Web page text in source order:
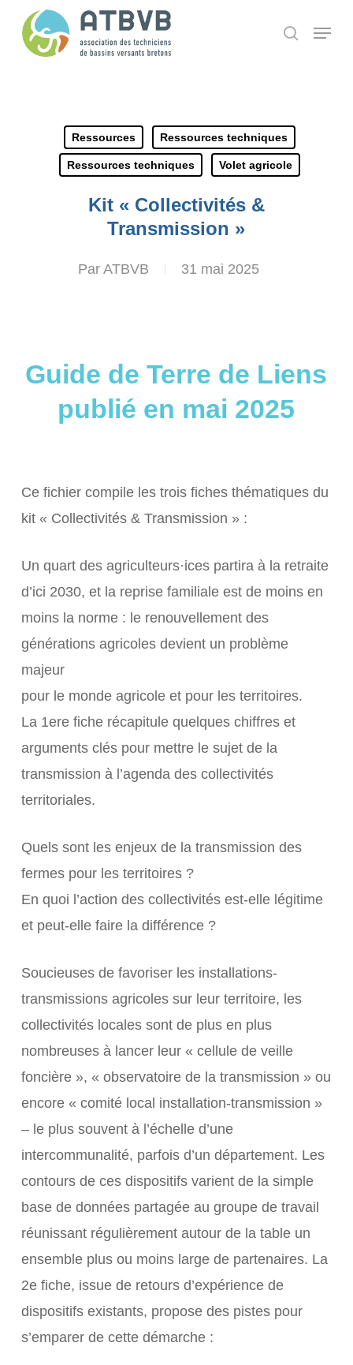
search
Menu
Ressources Ressources techniques
Ressources techniques Volet agricole
Kit « Collectivités &
Transmission »
Par ATBVB 31 mai 2025
Guide de Terre de Liens
publié en mai 2025
Ce fichier compile les trois fiches thématiques du
kit « Collectivités & Transmission » :
Un quart des agriculteurs·ices partira à la retraite
d’ici 2030, et la reprise familiale est de moins en
moins la norme : le renouvellement des
générations agricoles devient un problème
majeur
pour le monde agricole et pour les territoires.
La 1ere fiche récapitule quelques chiffres et
arguments clés pour mettre le sujet de la
transmission à l’agenda des collectivités
territoriales.
Quels sont les enjeux de la transmission des
fermes pour les territoires ?
En quoi l’action des collectivités est-elle légitime
et peut-elle faire la différence ?
Soucieuses de favoriser les installations-
transmissions agricoles sur leur territoire, les
collectivités locales sont de plus en plus
nombreuses à lancer leur « cellule de veille
foncière », « observatoire de la transmission » ou
encore « comité local installation-transmission »
– le plus souvent à l’échelle d’une
intercommunalité, parfois d’un département. Les
contours de ces dispositifs varient de la simple
base de données partagée au groupe de travail
réunissant régulièrement autour de la table un
ensemble plus ou moins large de partenaires. La
2e fiche, issue de retours d’expérience de
dispositifs existants, propose des pistes pour
s’emparer de cette démarche :
Panneau de gestion des cookies